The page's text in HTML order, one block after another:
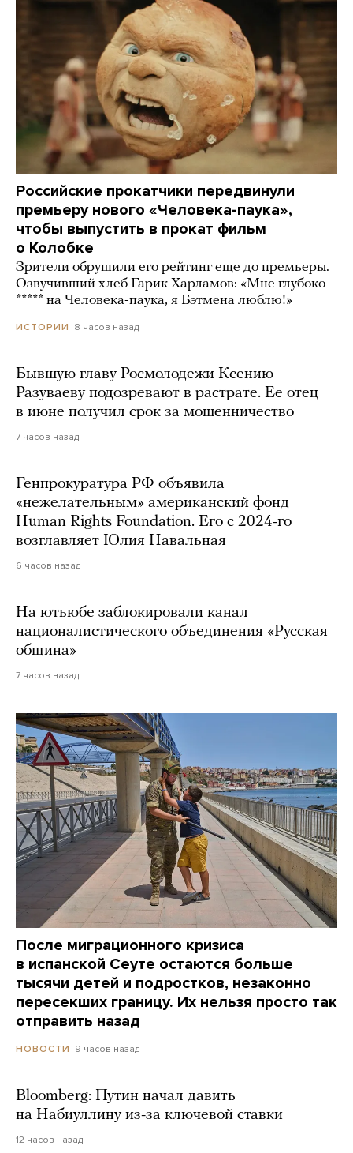
Российские прокатчики передвинули
премьеру нового «Человека-паука»,
чтобы выпустить в прокат фильм
о Колобке
Зрители обрушили его рейтинг еще до премьеры.
Озвучивший хлеб Гарик Харламов: «Мне глубоко
***** на Человека-паука, я Бэтмена люблю!»
ИСТОРИИ 8 часов назад
Бывшую главу Росмолодежи Ксению
Разуваеву подозревают в растрате. Ее отец
в июне получил срок за мошенничество
7 часов назад
Генпрокуратура РФ объявила
«нежелательным» американский фонд
Human Rights Foundation. Его с 2024-го
возглавляет Юлия Навальная
6 часов назад
На ютьюбе заблокировали канал
националистического объединения «Русская
община»
7 часов назад
После миграционного кризиса
в испанской Сеуте остаются больше
тысячи детей и подростков, незаконно
пересекших границу. Их нельзя просто так
отправить назад
НОВОСТИ 9 часов назад
Bloomberg: Путин начал давить
на Набиуллину из-за ключевой ставки
12 часов назад